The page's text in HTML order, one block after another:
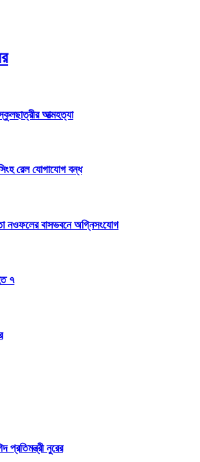
আত্মহত্যা
রেল যোগাযোগ বন্ধ
নওফলের বাসভবনে অগ্নিসংযোগ
৭
নুরের